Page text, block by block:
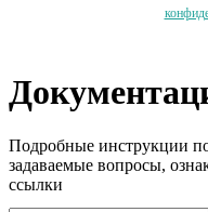
Подробные инструкции
задаваемые вопросы,
ссылки